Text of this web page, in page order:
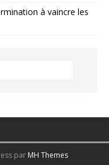
à vaincre les
par MH Themes